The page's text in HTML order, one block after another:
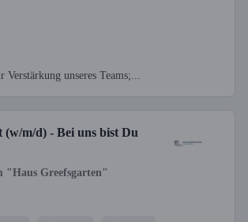
Verstärkung unseres Teams;...
(w/m/d) - Bei uns bist Du
"Haus Greefsgarten"